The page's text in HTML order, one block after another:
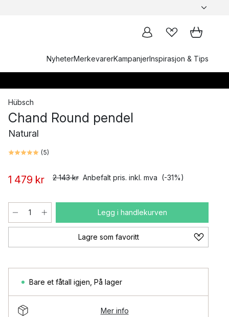
NyheterMerkevarerKampanjerInspirasjon & Tips
Hübsch
Chand Round pendel
Natural
(5)
1 479 kr 2 143 kr Anbefalt pris. inkl. mva (-31%)
Legg i handlekurven
Lagre som favoritt
Bare et fåtall igjen På lager
Mer info